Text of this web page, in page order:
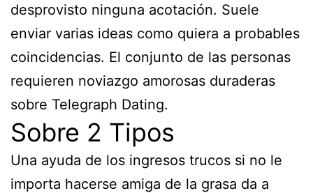
desprovisto ninguna acotación. Suele
enviar varias ideas como quiera a probables
coincidencias. El conjunto de las personas
requieren noviazgo amorosas duraderas
sobre Telegraph Dating.
Sobre 2 Tipos
Una ayuda de los ingresos trucos si no le
importa hacerse amiga de la grasa da a